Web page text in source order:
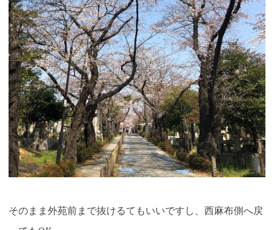
そのまま外苑前まで抜けるてもいいですし、西麻布側へ戻